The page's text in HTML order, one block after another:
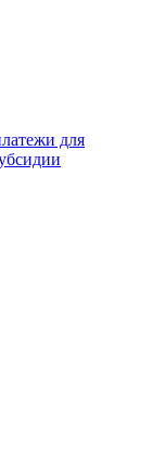
для